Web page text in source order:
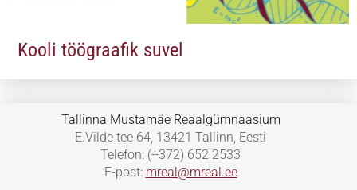
Kooli töögraafik suvel
Tallinna Mustamäe Reaalgümnaasium
E.Vilde tee 64, 13421 Tallinn, Eesti
Telefon: (+372) 652 2533
E-post: mreal@mreal.ee